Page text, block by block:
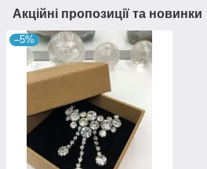
Акційні пропозиції та новинки
–5%